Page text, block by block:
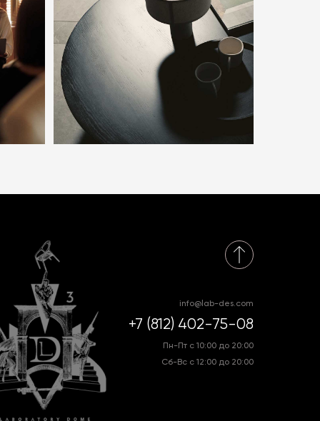
info@lab-des.com
+7 (812) 402-75-08
Пн-Пт с 10:00 до 20:00
Сб-Вс с 12:00 до 20:00